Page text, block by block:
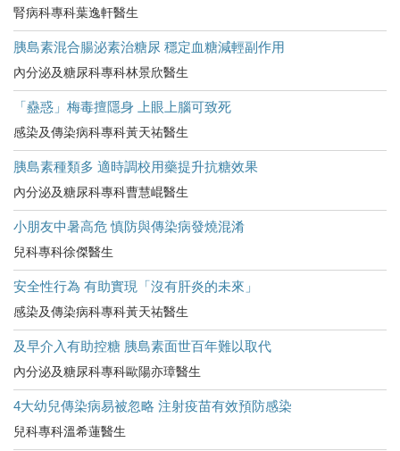
腎病科專科葉逸軒醫生
胰島素混合腸泌素治糖尿 穩定血糖減輕副作用
內分泌及糖尿科專科林景欣醫生
「蠱惑」梅毒擅隱身 上眼上腦可致死
感染及傳染病科專科黃天祐醫生
胰島素種類多 適時調校用藥提升抗糖效果
內分泌及糖尿科專科曹慧崐醫生
小朋友中暑高危​ 慎防與傳染病發燒混淆
兒科專科徐傑醫生
安全性行為 有助實現「沒有肝炎的未來」
感染及傳染病科專科黃天祐醫生
及早介入有助控糖 胰島素面世百年難以取代
內分泌及糖尿科專科歐陽亦璋醫生
4大幼兒傳染病易被忽略 注射疫苗有效預防感染
兒科專科溫希蓮醫生